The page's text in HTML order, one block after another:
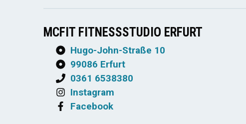
MCFIT FITNESSSTUDIO ERFURT
Hugo-John-Straße 10
99086 Erfurt
0361 6538380
Instagram
Facebook